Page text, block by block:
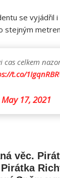
se vyjádřil
stejným
celkem
t.co/
May 17, 2021
věc.